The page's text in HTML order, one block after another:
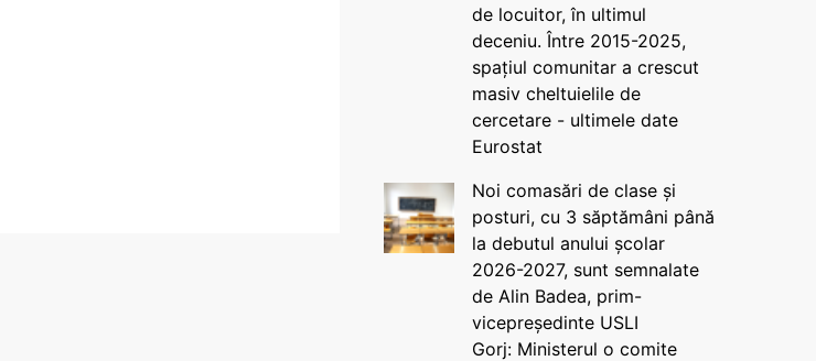
de locuitor, în ultimul
deceniu. Între 2015-2025,
spațiul comunitar a crescut
masiv cheltuielile de
cercetare - ultimele date
Eurostat
Noi comasări de clase și
posturi, cu 3 săptămâni până
la debutul anului școlar
2026-2027, sunt semnalate
de Alin Badea, prim-
vicepreședinte USLI
Gorj: Ministerul o comite